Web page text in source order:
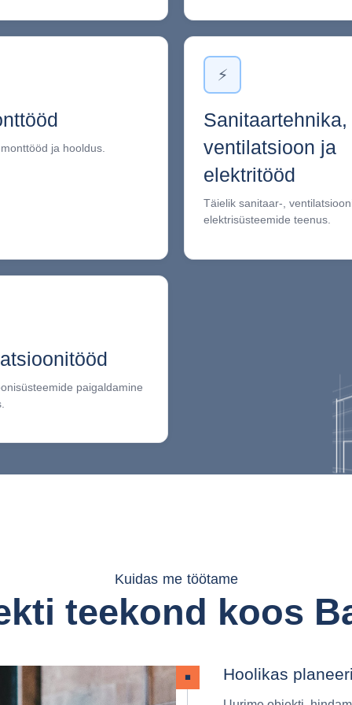
ja hooldus.
⚡
Sanitaartehnika,
ventilatsioon ja
elektritööd
Täielik sanitaar-,
elektrisüsteemide teenus.
paigaldamine
Kuidas me töötame
teekond koos
Hoolikas